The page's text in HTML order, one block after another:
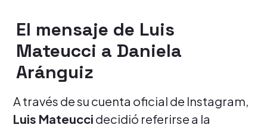
El mensaje de Luis
Mateucci a Daniela
Aránguiz
A través de su cuenta oficial de Instagram,
Luis Mateucci decidió referirse a la